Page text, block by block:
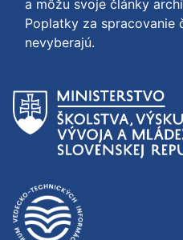
a môžu svoje články
Poplatky za spracovanie
nevyberajú.